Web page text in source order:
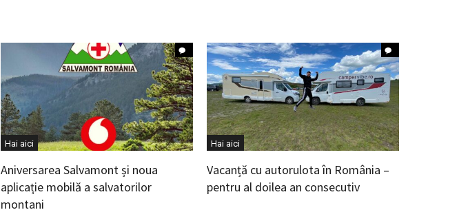
Hai aici
Aniversarea Salvamont și noua
aplicație mobilă a salvatorilor
montani
Hai aici
Vacanță cu autorulota în România –
pentru al doilea an consecutiv